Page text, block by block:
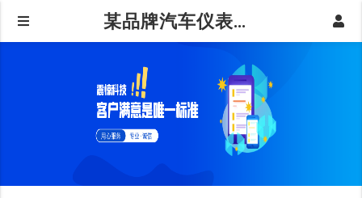
某品牌汽车仪表，采用我们的智能仪表